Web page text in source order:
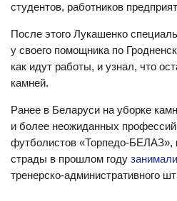
студентов, работников
После этого Лукашенко
у своего помощника по
как идут работы, и узнал, что
камней.
Ранее в Беларуси на уборке
и более неожиданных
футболистов «Торпедо-БЕЛАЗ»,
страды в прошлом году
тренерско-административного